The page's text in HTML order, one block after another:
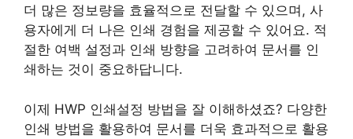
더 많은 정보량을 효율적으로 전달할 수 있으며, 사
용자에게 더 나은 인쇄 경험을 제공할 수 있어요. 적
절한 여백 설정과 인쇄 방향을 고려하여 문서를 인
쇄하는 것이 중요하답니다.
이제 HWP 인쇄설정 방법을 잘 이해하셨죠? 다양한
인쇄 방법을 활용하여 문서를 더욱 효과적으로 활용